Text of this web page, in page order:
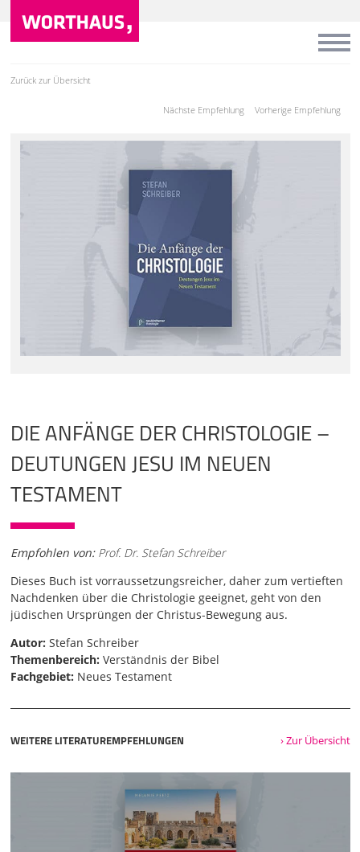
Zurück zur Übersicht
Vorherige Empfehlung
Nächste Empfehlung
DIE ANFÄNGE DER CHRISTOLOGIE –
DEUTUNGEN JESU IM NEUEN
TESTAMENT
Empfohlen von: Prof. Dr. Stefan Schreiber
Dieses Buch ist vorraussetzungsreicher, daher zum vertieften
Nachdenken über die Christologie geeignet, geht von den
jüdischen Ursprüngen der Christus-Bewegung aus.
Autor: Stefan Schreiber
Themenbereich: Verständnis der Bibel
Fachgebiet: Neues Testament
WEITERE LITERATUREMPFEHLUNGEN › Zur Übersicht